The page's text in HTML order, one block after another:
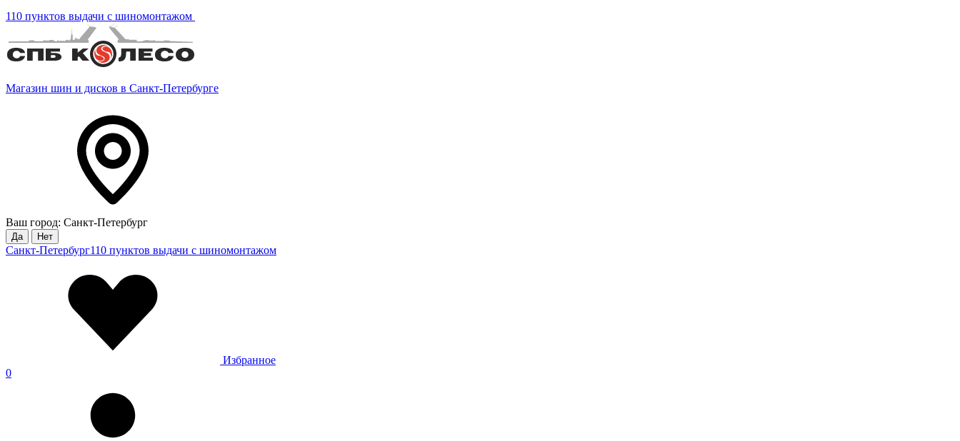
110 пунктов выдачи с шиномонтажом
Магазин шин и дисков в Санкт-Петербурге
Ваш город: Санкт-Петербург
Да Нет
Санкт-Петербург110 пунктов выдачи с шиномонтажом
Избранное
0